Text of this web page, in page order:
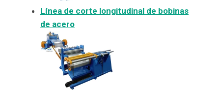
Línea de corte longitudinal de bobinas
de acero